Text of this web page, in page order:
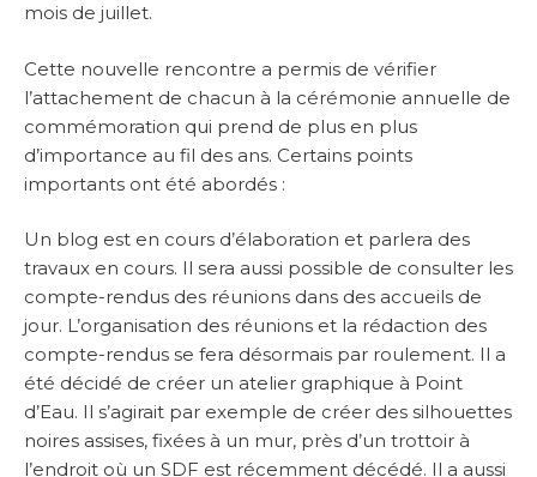
mois de juillet.
Cette nouvelle rencontre a permis de vérifier
l’attachement de chacun à la cérémonie annuelle de
commémoration qui prend de plus en plus
d’importance au fil des ans. Certains points
importants ont été abordés :
Un blog est en cours d’élaboration et parlera des
travaux en cours. Il sera aussi possible de consulter les
compte-rendus des réunions dans des accueils de
jour. L’organisation des réunions et la rédaction des
compte-rendus se fera désormais par roulement. Il a
été décidé de créer un atelier graphique à Point
d’Eau. Il s’agirait par exemple de créer des silhouettes
noires assises, fixées à un mur, près d’un trottoir à
l’endroit où un SDF est récemment décédé. Il a aussi